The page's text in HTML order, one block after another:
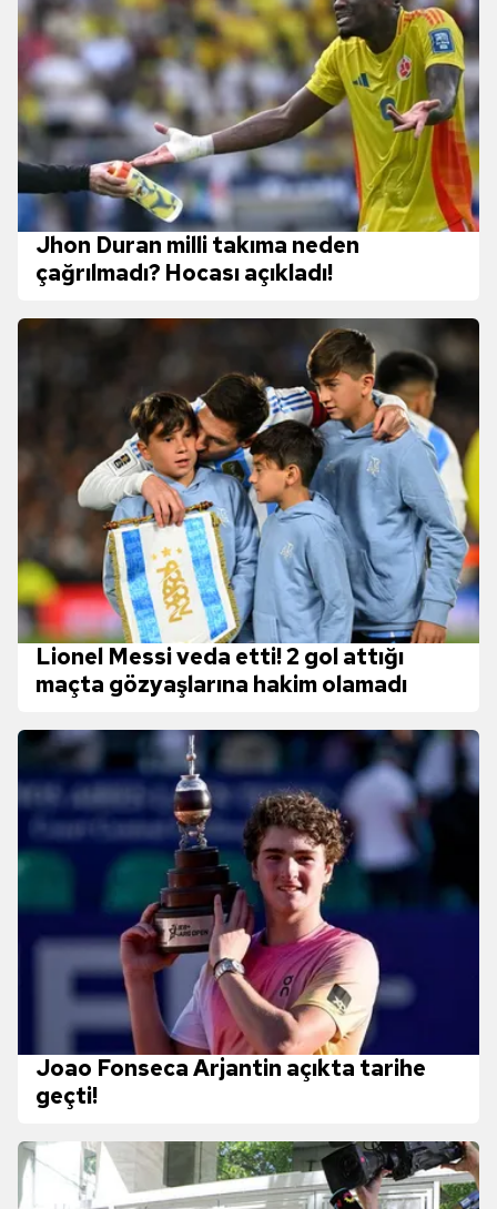
Jhon Duran milli takıma neden
çağrılmadı? Hocası açıkladı!
Lionel Messi veda etti! 2 gol attığı
maçta gözyaşlarına hakim olamadı
Joao Fonseca Arjantin açıkta tarihe
geçti!